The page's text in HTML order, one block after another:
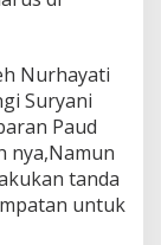
Nurhayati
Suryani
Paud
nya,Namun
tanda
untuk